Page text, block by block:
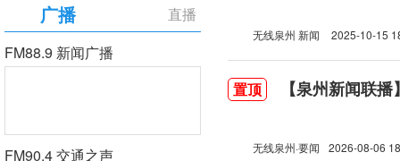
直播
广播
FM88.9 新闻广播
FM90.4 交通之声
无线泉州 新闻 2025-10-15
置顶 【泉州新闻联
无线泉州·要闻 2026-08-06